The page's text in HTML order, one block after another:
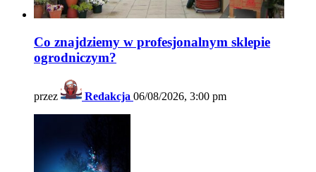
Co znajdziemy w profesjonalnym sklepie
ogrodniczym?
przez Redakcja 06/08/2026, 3:00 pm